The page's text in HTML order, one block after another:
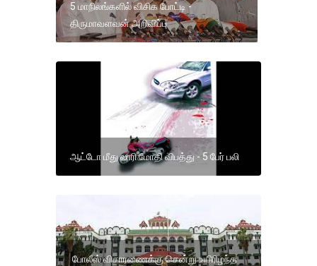
5 மாநிலங்களில் விசிக போட்டி -
திருமாவளவன் அறிவிப்பு
ஆட்டோ மீது லாரி மோதி விபத்து - 5 பேர் பலி
போலீஸ் விசாரணைக்கு சென்று உயிரிழந்த